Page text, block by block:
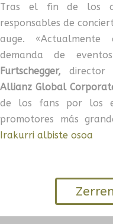
Tras el fin de los
responsables de
auge. «Actualmente
demanda de
Furtschegger, director
Allianz Global
de los fans por los
promotores más
Irakurri albiste osoa